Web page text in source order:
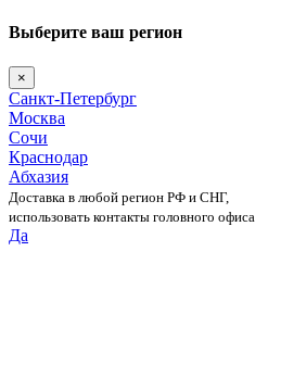
Выберите ваш регион
×
Санкт-Петербург
Москва
Сочи
Краснодар
Абхазия
Доставка в любой регион РФ и СНГ,
использовать контакты головного офиса
Да